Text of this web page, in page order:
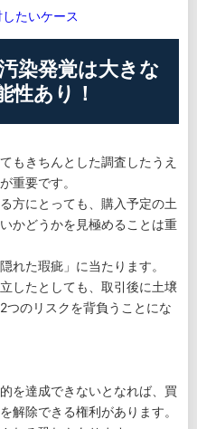
たいケース
染発覚は大きな
性あり！
もきちんとした調査したうえ
重要です。
方にとっても、購入予定の土
かどうかを見極めることは重
れた瑕疵」に当たります。
したとしても、取引後に土壌
つのリスクを背負うことにな
を達成できないとなれば、買
解除できる権利があります。